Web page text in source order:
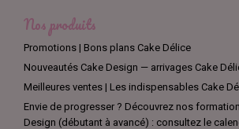
Nos produits
Promotions | Bons plans Cake Délice
Nouveautés Cake Design — arrivages Cake
Meilleures ventes | Les indispensables Cake
Envie de progresser ? Découvrez nos
Design (débutant à avancé) : consultez le